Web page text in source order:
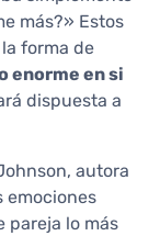
más?» Estos
forma de
enorme en si
dispuesta a
autora
emociones
pareja lo más